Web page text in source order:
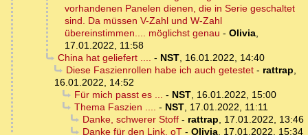
vorhandenen Panelen dienen, die in Serie geschaltet
sind. Da müssen V-Zahl und W-Zahl
übereinstimmen.... möglichst genau - Olivia,
17.01.2022, 11:58
China hat geliefert .... - NST, 16.01.2022, 14:40
Diese Faszienrollen habe ich auch getestet- rattrap,
16.01.2022, 14:52
Für mich passt es ... - NST, 16.01.2022, 15:00
Thema Faszien .... - NST, 17.01.2022, 11:11
Danke, schwerer Stoff- rattrap, 17.01.2022, 13:46
Danke für den Link. oT- Olivia, 17.01.2022, 15:34